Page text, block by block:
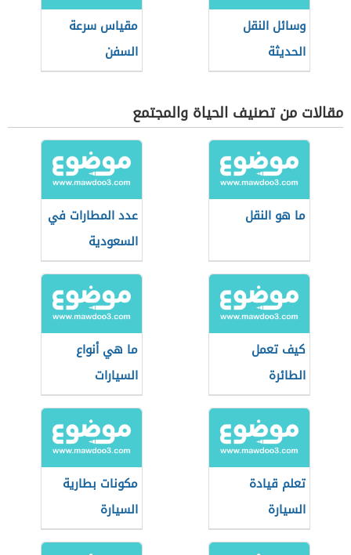
وسائل النقل
الحديثة
مقياس سرعة
السفن
مقالات من تصنيف الحياة والمجتمع
ما هو النقل
عدد المطارات في
السعودية
كيف تعمل
الطائرة
ما هي أنواع
السيارات
تعلم قيادة
السيارة
مكونات بطارية
السيارة